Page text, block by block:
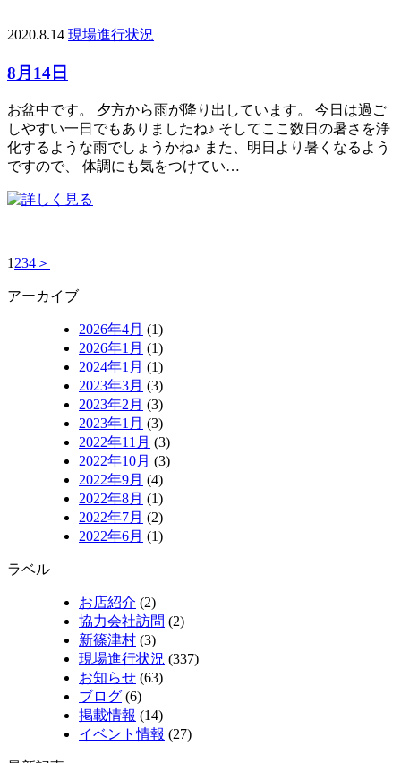
2020.8.14 現場進行状況
8月14日
お盆中です。 夕方から雨が降り出しています。 今日は過ご
しやすい一日でもありましたね♪ そしてここ数日の暑さを浄
化するような雨でしょうかね♪ また、明日より暑くなるよう
ですので、 体調にも気をつけてい…
1234 ＞
アーカイブ
2026年4月 (1)
2026年1月 (1)
2024年1月 (1)
2023年3月 (3)
2023年2月 (3)
2023年1月 (3)
2022年11月 (3)
2022年10月 (3)
2022年9月 (4)
2022年8月 (1)
2022年7月 (2)
2022年6月 (1)
ラベル
お店紹介 (2)
協力会社訪問 (2)
新篠津村 (3)
現場進行状況 (337)
お知らせ (63)
ブログ (6)
掲載情報 (14)
イベント情報 (27)